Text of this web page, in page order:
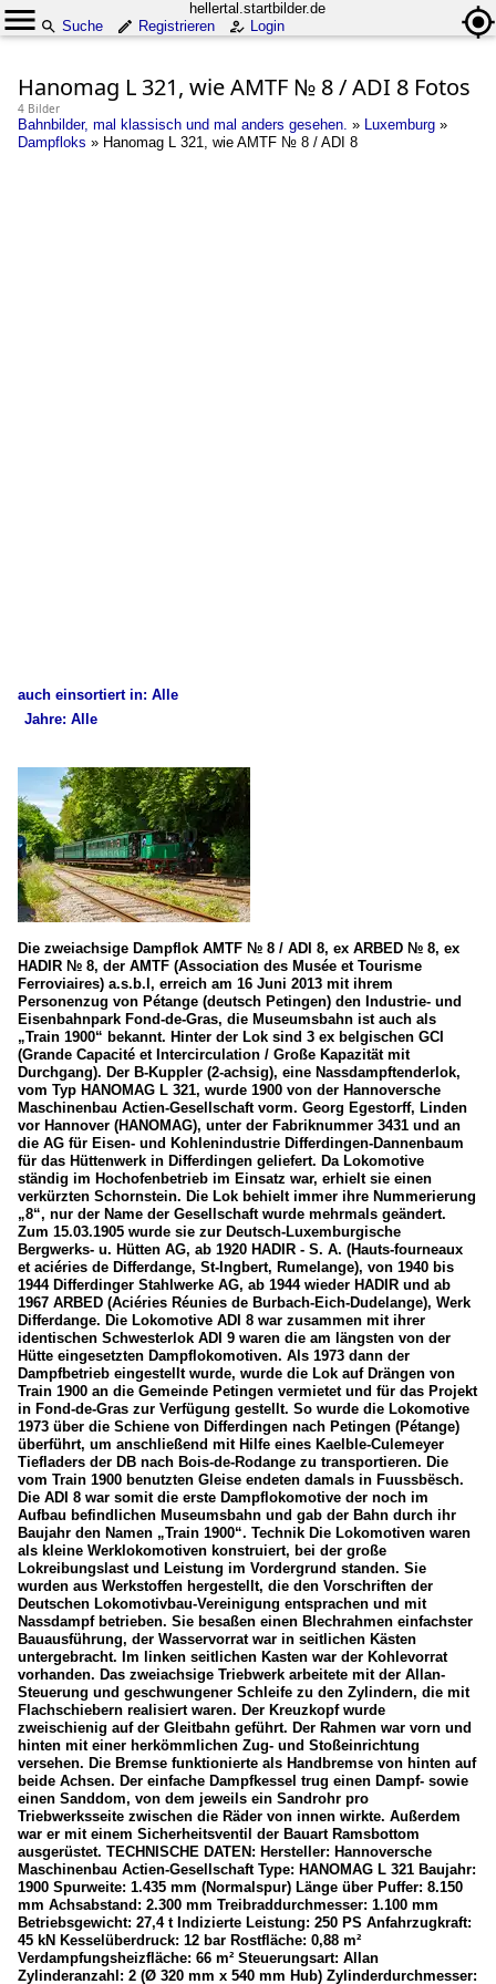
hellertal.startbilder.de
Suche
Registrieren Login
Hanomag L 321, wie AMTF № 8 / ADI 8 Fotos
4 Bilder
Bahnbilder, mal klassisch und mal anders gesehen. » Luxemburg »
Dampfloks » Hanomag L 321, wie AMTF № 8 / ADI 8
auch einsortiert in: Alle
Belgien
Wagen
GCI (Grande Capacité et Intercirculation / Große
Luxemburg
Museumsbahnen
Train 1900 (AMTF) - Fond-de-Gras
Jahre: Alle
Alle Jahre
2010
2013
2020
2026
Die zweiachsige Dampflok AMTF № 8 / ADI 8, ex ARBED № 8, ex
HADIR № 8, der AMTF (Association des Musée et Tourisme
Ferroviaires) a.s.b.l, erreich am 16 Juni 2013 mit ihrem
Personenzug von Pétange (deutsch Petingen) den Industrie- und
Eisenbahnpark Fond-de-Gras, die Museumsbahn ist auch als
„Train 1900“ bekannt. Hinter der Lok sind 3 ex belgischen GCI
(Grande Capacité et Intercirculation / Große Kapazität mit
Durchgang). Der B-Kuppler (2-achsig), eine Nassdampftenderlok,
vom Typ HANOMAG L 321, wurde 1900 von der Hannoversche
Maschinenbau Actien-Gesellschaft vorm. Georg Egestorff, Linden
vor Hannover (HANOMAG), unter der Fabriknummer 3431 und an
die AG für Eisen- und Kohlenindustrie Differdingen-Dannenbaum
für das Hüttenwerk in Differdingen geliefert. Da Lokomotive
ständig im Hochofenbetrieb im Einsatz war, erhielt sie einen
verkürzten Schornstein. Die Lok behielt immer ihre Nummerierung
„8“, nur der Name der Gesellschaft wurde mehrmals geändert.
Zum 15.03.1905 wurde sie zur Deutsch-Luxemburgische
Bergwerks- u. Hütten AG, ab 1920 HADIR - S. A. (Hauts-fourneaux
et aciéries de Differdange, St-Ingbert, Rumelange), von 1940 bis
1944 Differdinger Stahlwerke AG, ab 1944 wieder HADIR und ab
1967 ARBED (Aciéries Réunies de Burbach-Eich-Dudelange), Werk
Differdange. Die Lokomotive ADI 8 war zusammen mit ihrer
identischen Schwesterlok ADI 9 waren die am längsten von der
Hütte eingesetzten Dampflokomotiven. Als 1973 dann der
Dampfbetrieb eingestellt wurde, wurde die Lok auf Drängen von
Train 1900 an die Gemeinde Petingen vermietet und für das Projekt
in Fond-de-Gras zur Verfügung gestellt. So wurde die Lokomotive
1973 über die Schiene von Differdingen nach Petingen (Pétange)
überführt, um anschließend mit Hilfe eines Kaelble-Culemeyer
Tiefladers der DB nach Bois-de-Rodange zu transportieren. Die
vom Train 1900 benutzten Gleise endeten damals in Fuussbësch.
Die ADI 8 war somit die erste Dampflokomotive der noch im
Aufbau befindlichen Museumsbahn und gab der Bahn durch ihr
Baujahr den Namen „Train 1900“. Technik Die Lokomotiven waren
als kleine Werklokomotiven konstruiert, bei der große
Lokreibungslast und Leistung im Vordergrund standen. Sie
wurden aus Werkstoffen hergestellt, die den Vorschriften der
Deutschen Lokomotivbau-Vereinigung entsprachen und mit
Nassdampf betrieben. Sie besaßen einen Blechrahmen einfachster
Bauausführung, der Wasservorrat war in seitlichen Kästen
untergebracht. Im linken seitlichen Kasten war der Kohlevorrat
vorhanden. Das zweiachsige Triebwerk arbeitete mit der Allan-
Steuerung und geschwungener Schleife zu den Zylindern, die mit
Flachschiebern realisiert waren. Der Kreuzkopf wurde
zweischienig auf der Gleitbahn geführt. Der Rahmen war vorn und
hinten mit einer herkömmlichen Zug- und Stoßeinrichtung
versehen. Die Bremse funktionierte als Handbremse von hinten auf
beide Achsen. Der einfache Dampfkessel trug einen Dampf- sowie
einen Sanddom, von dem jeweils ein Sandrohr pro
Triebwerksseite zwischen die Räder von innen wirkte. Außerdem
war er mit einem Sicherheitsventil der Bauart Ramsbottom
ausgerüstet. TECHNISCHE DATEN: Hersteller: Hannoversche
Maschinenbau Actien-Gesellschaft Type: HANOMAG L 321 Baujahr:
1900 Spurweite: 1.435 mm (Normalspur) Länge über Puffer: 8.150
mm Achsabstand: 2.300 mm Treibraddurchmesser: 1.100 mm
Betriebsgewicht: 27,4 t Indizierte Leistung: 250 PS Anfahrzugkraft:
45 kN Kesselüberdruck: 12 bar Rostfläche: 0,88 m²
Verdampfungsheizfläche: 66 m² Steuerungsart: Allan
Zylinderanzahl: 2 (Ø 320 mm x 540 mm Hub) Zylinderdurchmesser: